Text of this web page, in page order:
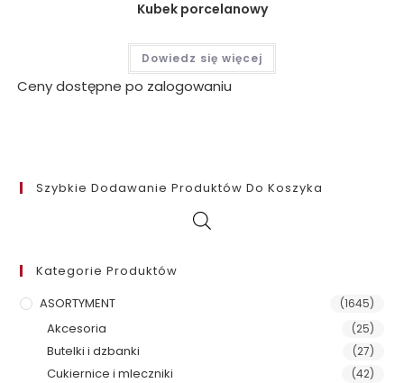
Kubek porcelanowy
Dowiedz się więcej
Ceny dostępne po zalogowaniu
Szybkie Dodawanie Produktów Do Koszyka
Kategorie Produktów
ASORTYMENT
(1645)
Akcesoria (25)
Butelki i dzbanki (27)
Cukiernice i mleczniki (42)